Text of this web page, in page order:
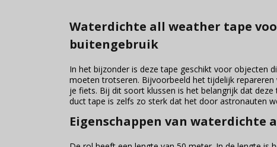
Waterdichte all weather tape
buitengebruik
In het bijzonder is deze tape geschikt voor objecten
moeten trotseren. Bijvoorbeeld het tijdelijk
je fiets. Bij dit soort klussen is het belangrijk dat
duct tape is zelfs zo sterk dat het door astronauten
Eigenschappen van waterdichte